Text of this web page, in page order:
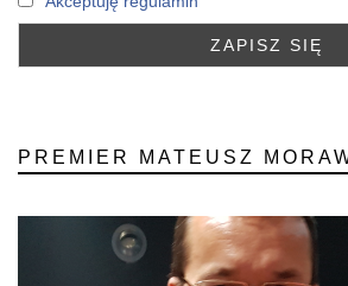
PREMIER MATEUSZ